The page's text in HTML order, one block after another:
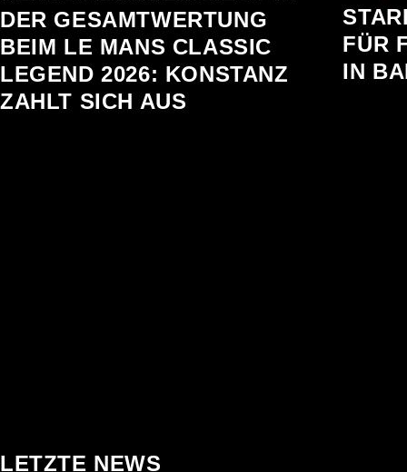
DER GESAMTWERTUNG
BEIM LE MANS CLASSIC
LEGEND 2026: KONSTANZ
ZAHLT SICH AUS
FÜR
IN
LETZTE NEWS